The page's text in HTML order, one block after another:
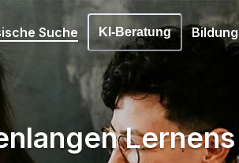
Suche KI-Beratung
Lernens